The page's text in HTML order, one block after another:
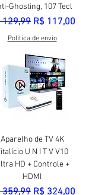
Ghosting, 107 Tecl
normal
129,99 Preço
R$ 117,00
Politica de envio
Aparelho de TV 4K
U N I T V V10
HD + Controle +
HDMI
normal
359,99 Preço
R$ 324,00